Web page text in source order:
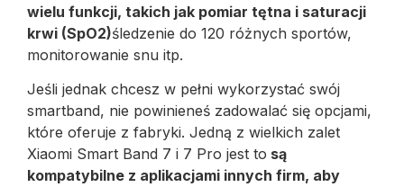
wielu funkcji, takich jak pomiar tętna i saturacji
krwi (SpO2)śledzenie do 120 różnych sportów,
monitorowanie snu itp.
Jeśli jednak chcesz w pełni wykorzystać swój
smartband, nie powinieneś zadowalać się opcjami,
które oferuje z fabryki. Jedną z wielkich zalet
Xiaomi Smart Band 7 i 7 Pro jest to są
kompatybilne z aplikacjami innych firm, aby